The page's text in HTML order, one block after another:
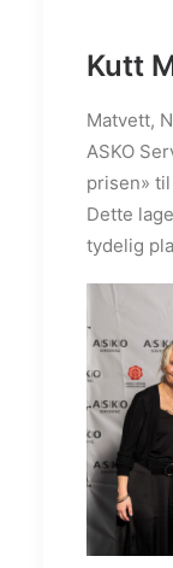
Kutt
Matvett,
ASKO
prisen»
Dette
tydelig